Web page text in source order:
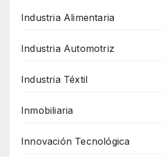
Industria Alimentaria
Industria Automotriz
Industria Téxtil
Inmobiliaria
Innovación Tecnológica